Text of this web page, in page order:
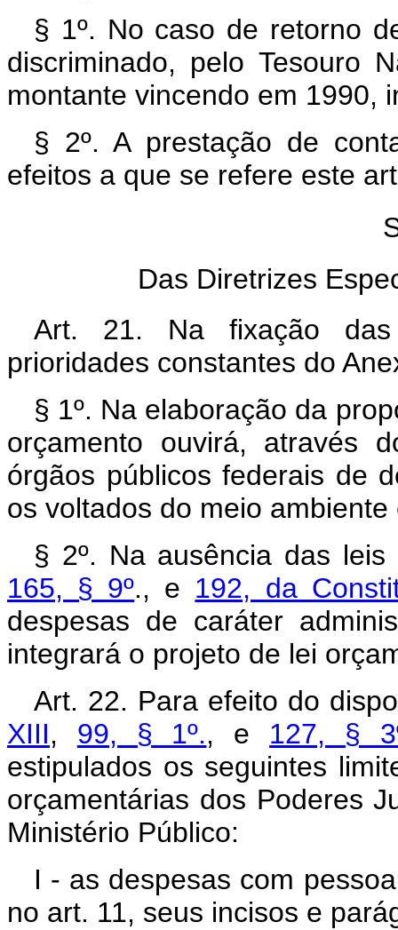
§ 1º. No caso de retorno
discriminado, pelo Tesouro
montante vincendo em 1990,
§ 2º. A prestação de
efeitos a que se refere este
Das Diretrizes
Art. 21. Na fixação das
prioridades constantes do
§ 1º. Na elaboração da
orçamento ouvirá, através
órgãos públicos federais de
os voltados do meio
§ 2º. Na ausência das
165, § 9º., e 192, da
despesas de caráter
integrará o projeto de lei
Art. 22. Para efeito do
XIII, 99, § 1º., e 127, §
estipulados os seguintes
orçamentárias dos Poderes
Ministério Público:
I - as despesas com
no art. 11, seus incisos e